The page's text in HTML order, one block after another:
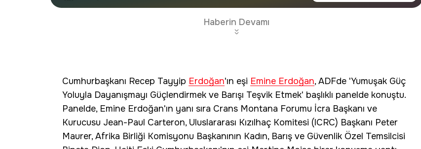
Haberin Devamı
Cumhurbaşkanı Recep Tayyip Erdoğan'ın eşi Emine Erdoğan, ADFde 'Yumuşak Güç
Yoluyla Dayanışmayı Güçlendirmek ve Barışı Teşvik Etmek' başlıklı panelde konuştu.
Panelde, Emine Erdoğan'ın yanı sıra Crans Montana Forumu İcra Başkanı ve
Kurucusu Jean-Paul Carteron, Uluslararası Kızılhaç Komitesi (ICRC) Başkanı Peter
Maurer, Afrika Birliği Komisyonu Başkanının Kadın, Barış ve Güvenlik Özel Temsilcisi